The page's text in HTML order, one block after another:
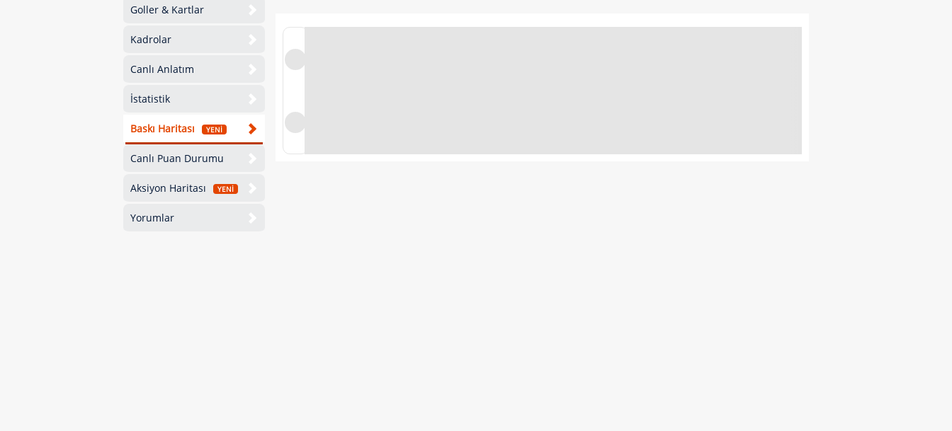
Goller & Kartlar
Kadrolar
Canlı Anlatım
İstatistik
Baskı Haritası YENİ
Canlı Puan Durumu
Aksiyon Haritası YENİ
Yorumlar